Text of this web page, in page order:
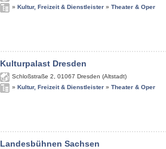
» Kultur, Freizeit & Dienstleister » Theater & Oper
Kulturpalast Dresden
Schloßstraße 2 01067 Dresden (Altstadt)
» Kultur, Freizeit & Dienstleister » Theater & Oper
Landesbühnen Sachsen